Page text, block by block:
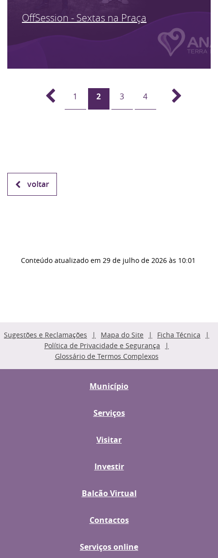
OffSession - Sextas na Praça
1 2 3 4
voltar
Conteúdo atualizado em 29 de julho de 2026 às 10:01
Sugestões e Reclamações Mapa do Site
Ficha Técnica
Política de Privacidade e Segurança
Glossário de Termos Complexos
Município
Serviços
Visitar
Investir
Balcão Virtual
Contactos
Serviços online